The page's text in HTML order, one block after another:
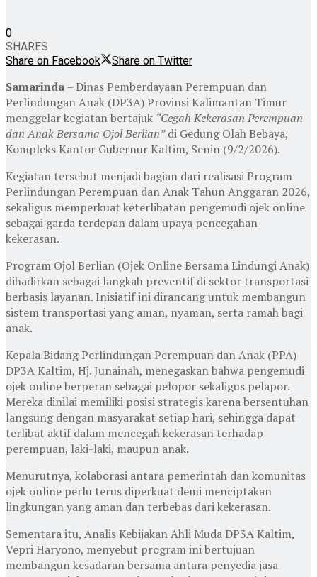
0
SHARES
Share on Facebook
Share on Twitter
Samarinda– Dinas Pemberdayaan Perempuan dan
Perlindungan Anak (DP3A) Provinsi Kalimantan Timur
menggelar kegiatan bertajuk “Cegah Kekerasan Perempuan
dan Anak Bersama Ojol Berlian”di Gedung Olah Bebaya,
Kompleks Kantor Gubernur Kaltim, Senin (9/2/2026).
Kegiatan tersebut menjadi bagian dari realisasi Program
Perlindungan Perempuan dan Anak Tahun Anggaran 2026,
sekaligus memperkuat keterlibatan pengemudi ojek online
sebagai garda terdepan dalam upaya pencegahan
kekerasan.
Program Ojol Berlian (Ojek Online Bersama Lindungi Anak)
dihadirkan sebagai langkah preventif di sektor transportasi
berbasis layanan. Inisiatif ini dirancang untuk membangun
sistem transportasi yang aman, nyaman, serta ramah bagi
anak.
Kepala Bidang Perlindungan Perempuan dan Anak (PPA)
DP3A Kaltim, Hj. Junainah, menegaskan bahwa pengemudi
ojek online berperan sebagai pelopor sekaligus pelapor.
Mereka dinilai memiliki posisi strategis karena bersentuhan
langsung dengan masyarakat setiap hari, sehingga dapat
terlibat aktif dalam mencegah kekerasan terhadap
perempuan, laki-laki, maupun anak.
Menurutnya, kolaborasi antara pemerintah dan komunitas
ojek online perlu terus diperkuat demi menciptakan
lingkungan yang aman dan terbebas dari kekerasan.
Sementara itu, Analis Kebijakan Ahli Muda DP3A Kaltim,
Vepri Haryono, menyebut program ini bertujuan
membangun kesadaran bersama antara penyedia jasa